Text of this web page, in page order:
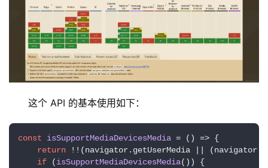
这个 API 的基本使用如下：
const isSupportMediaDevicesMedia = ( ) => {
return !!(navigator. getUserMedia || (navigator.
if (isSupportMediaDevicesMedia()) {